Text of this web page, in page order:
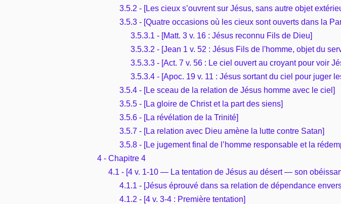
3.5.2 - [Les cieux s’ouvrent sur Jésus, sans autre objet
3.5.3 - [Quatre occasions où les cieux sont ouverts dans la
3.5.3.1 - [Matt. 3 v. 16 : Jésus reconnu Fils de Dieu]
3.5.3.2 - [Jean 1 v. 52 : Jésus Fils de l'homme, objet du
3.5.3.3 - [Act. 7 v. 56 : Le ciel ouvert au croyant pour voir
3.5.3.4 - [Apoc. 19 v. 11 : Jésus sortant du ciel pour juger
3.5.4 - [Le sceau de la relation de Jésus homme avec le ciel]
3.5.5 - [La gloire de Christ et la part des siens]
3.5.6 - [La révélation de la Trinité]
3.5.7 - [La relation avec Dieu amène la lutte contre Satan]
3.5.8 - [Le jugement final de l’homme responsable et la
4 - Chapitre 4
4.1 - [4 v. 1-10 — La tentation de Jésus au désert — son
4.1.1 - [Jésus éprouvé dans sa relation de dépendance
4.1.2 - [4 v. 3-4 : Première tentation]